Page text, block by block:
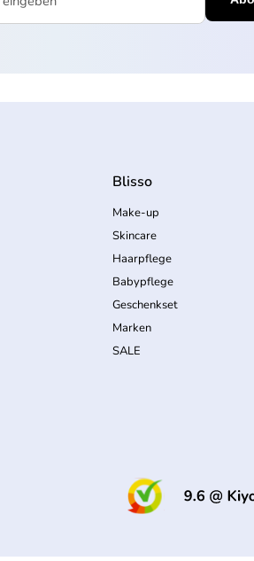
Blisso
Make-up
Skincare
Haarpflege
Babypflege
Geschenkset
Marken
SALE